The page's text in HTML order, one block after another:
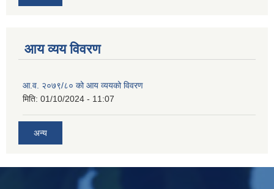
आय व्यय विवरण
आ.व. २०७९/८० को आय व्ययको विवरण
मिति: 01/10/2024 - 11:07
अन्य